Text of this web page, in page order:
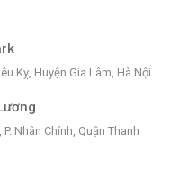
Kỵ, Huyện Gia Lâm, Hà Nội
Nhân Chính, Quận Thanh